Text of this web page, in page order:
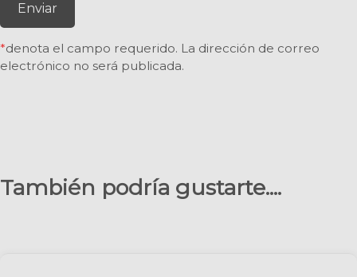
Enviar
*denota el campo requerido. La dirección de correo
electrónico no será publicada.
También podría gustarte....